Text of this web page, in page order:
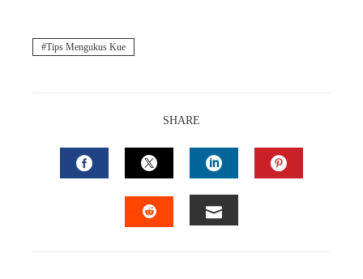
Tips Mengukus Kue
SHARE
FACEBOOKTWITTERLINKEDIN